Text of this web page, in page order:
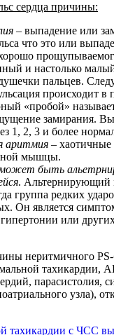
сердца причины:
– выпадение или
что это или
и настолько
пальцев.
происходит в
«пробой»
замирания.
1, 2, 3 и более
аритмия –
мышцы.
может быть
. Альтернирующий
группа редких
Он является
или
неритмичного
тахикардии,
парасистолия,
узла),